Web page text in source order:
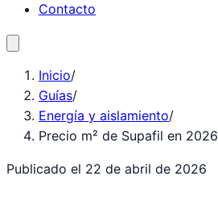
Contacto
Inicio/
Guías/
Energía y aislamiento/
Precio m² de Supafil en 2026
Publicado el 22 de abril de 2026